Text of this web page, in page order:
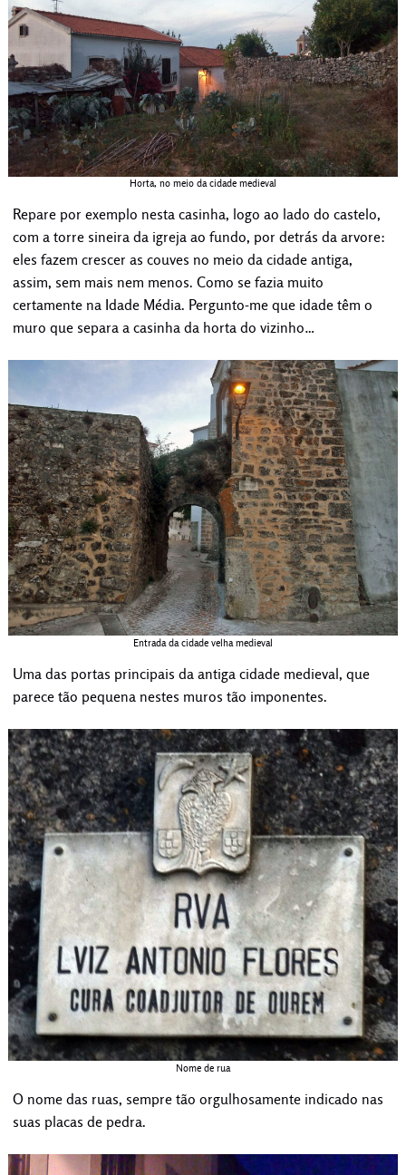
Horta, no meio da cidade medieval
Repare por exemplo nesta casinha, logo ao lado do castelo,
com a torre sineira da igreja ao fundo, por detrás da arvore:
eles fazem crescer as couves no meio da cidade antiga,
assim, sem mais nem menos. Como se fazia muito
certamente na Idade Média. Pergunto-me que idade têm o
muro que separa a casinha da horta do vizinho…
Entrada da cidade velha medieval
Uma das portas principais da antiga cidade medieval, que
parece tão pequena nestes muros tão imponentes.
Nome de rua
O nome das ruas, sempre tão orgulhosamente indicado nas
suas placas de pedra.